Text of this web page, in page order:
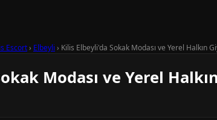
Escort› Elbeyli › Kilis Elbeyli'da Sokak Modası ve Yerel Halkın
Modası ve Yerel